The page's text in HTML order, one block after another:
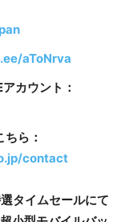
aToNrva
カウント：
ら：
contact